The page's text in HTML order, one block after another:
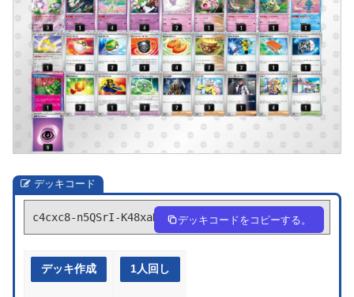
デッキコード
c4cxc8-n5QSrI-K48xaD デッキコードをコピーする。
デッキ作成 1人回し